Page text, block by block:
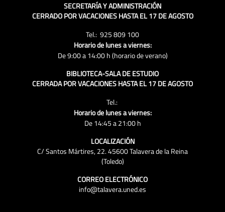
SECRETARÍA Y ADMINISTRACIÓN
CERRADO POR VACACIONES HASTA EL 17 DE AGOSTO
Tel.: 925 809 100
Horario de lunes a viernes:
De 9:00 a 14:00 h (horario de verano)
BIBLIOTECA-SALA DE ESTUDIO
CERRADA POR VACACIONES HASTA EL 17 DE AGOSTO
Tel.:
Horario de lunes a viernes:
De 14:45 a 21:00 h
LOCALIZACIÓN
C/ Santos Mártires, 22. 45600 Talavera de la Reina
(Toledo)
CORREO ELECTRÓNICO
info@talavera.uned.es